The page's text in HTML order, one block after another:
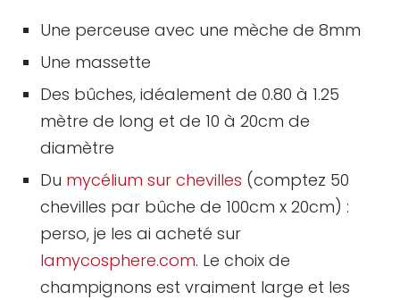
Une perceuse avec une mèche de 8mm
Une massette
Des bûches, idéalement de 0.80 à 1.25
mètre de long et de 10 à 20cm de
diamètre
Du mycélium sur chevilles (comptez 50
chevilles par bûche de 100cm x 20cm) :
perso, je les ai acheté sur
lamycosphere.com. Le choix de
champignons est vraiment large et les